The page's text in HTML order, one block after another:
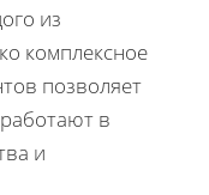
из
комплексное
позволяет
в
и